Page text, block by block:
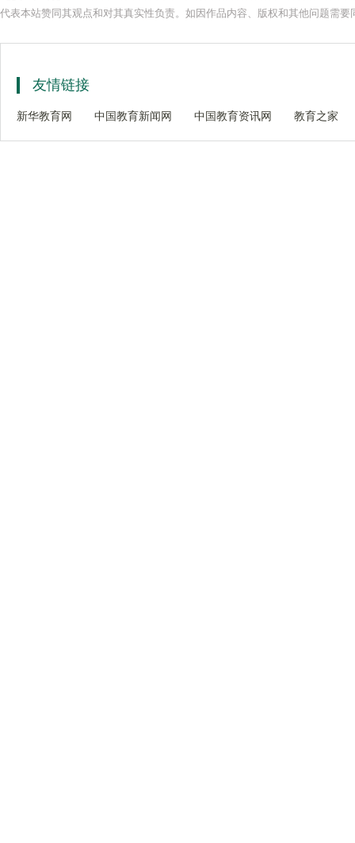
代表本站赞同其观点和对其真实性负责。如因作品内容、版权和其他问题需
友情链接
新华教育网 中国教育新闻网 中国教育资讯网 教育之家